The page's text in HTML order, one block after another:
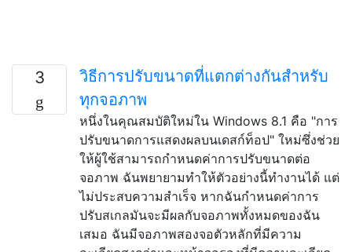
3
วิธีการปรับขนาดที่แตกต่างกันสำหรับ
ทุกจอภาพ
หนึ่งในคุณสมบัติใหม่ใน Windows 8.1 คือ "การ
ปรับขนาดการแสดงผลบนเดสก์ท็อป" ใหม่ซึ่งช่วย
ให้ผู้ใช้สามารถกำหนดค่าการปรับขนาดต่อ
จอภาพ ฉันพยายามทำให้ตัวอย่างนี้ทำงานได้ แต่
ไม่ประสบความสำเร็จ หากฉันกำหนดค่าการ
ปรับสเกลมันจะมีผลกับจอภาพทั้งหมดของฉัน
เสมอ ฉันมีจอภาพสองจอตัวหลักที่มีความ